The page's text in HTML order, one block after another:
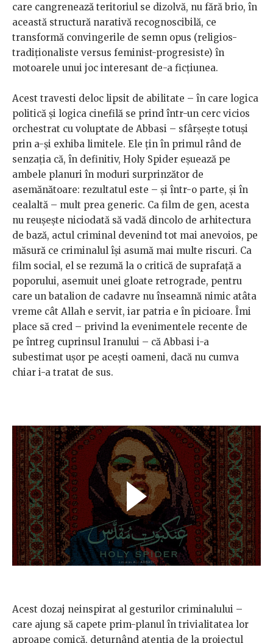
care cangrenează teritoriul se dizolvă, nu fără brio, în
această structură narativă recognoscibilă, ce
transformă convingerile de semn opus (religios-
tradiționaliste versus feminist-progresiste) în
motoarele unui joc interesant de-a ficțiunea.
Acest travesti deloc lipsit de abilitate – în care logica
politică și logica cinefilă se prind într-un cerc vicios
orchestrat cu voluptate de Abbasi – sfârșește totuși
prin a-și exhiba limitele. Ele țin în primul rând de
senzația că, în definitiv, Holy Spider eșuează pe
ambele planuri în moduri surprinzător de
asemănătoare: rezultatul este – și într-o parte, și în
cealaltă – mult prea generic. Ca film de gen, acesta
nu reușește niciodată să vadă dincolo de arhitectura
de bază, actul criminal devenind tot mai anevoios, pe
măsură ce criminalul își asumă mai multe riscuri. Ca
film social, el se rezumă la o critică de suprafață a
poporului, asemuit unei gloate retrograde, pentru
care un batalion de cadavre nu înseamnă nimic atâta
vreme cât Allah e servit, iar patria e în picioare. Îmi
place să cred – privind la evenimentele recente de
pe întreg cuprinsul Iranului – că Abbasi i-a
subestimat ușor pe acești oameni, dacă nu cumva
chiar i-a tratat de sus.
Acest dozaj neinspirat al gesturilor criminalului –
care ajung să capete prim-planul în trivialitatea lor
aproape comică, deturnând atenția de la proiectul